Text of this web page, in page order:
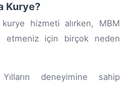
Kurye?
kurye hizmeti alırken, MBM
etmeniz için birçok neden
deneyimine sahip